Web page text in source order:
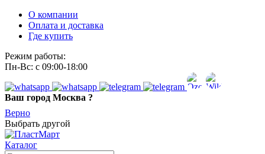
О компании
Оплата и доставка
Где купить
Режим работы:
Пн-Вс: с 09:00-18:00
Ваш город Москва ?
Верно
Выбрать другой
Каталог